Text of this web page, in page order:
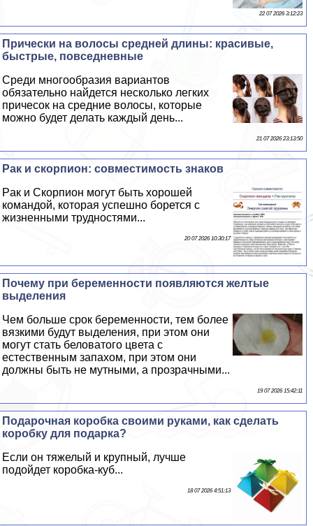
22 07 2026 3:12:23
Прически на волосы средней длины: красивые,
быстрые, повседневные
Среди многообразия вариантов
обязательно найдется несколько легких
причесок на средние волосы, которые
можно будет делать каждый день...
21 07 2026 23:13:50
Paк и скорпион: совместимость знаков
Paк и Скорпион могут быть хорошей
комaндой, которая успешно борется с
жизненными трудностями...
20 07 2026 10:30:17
Почему при беременности появляются желтые
выделения
Чем больше срок беременности, тем более
вязкими будут выделения, при этом они
могут стать беловатого цвета с
естественным запахом, при этом они
должны быть не мутными, а прозрачными...
19 07 2026 15:42:11
Подарочная коробка своими руками, как сделать
коробку для подарка?
Если он тяжелый и крупный, лучше
подойдет коробка-куб...
18 07 2026 4:51:13